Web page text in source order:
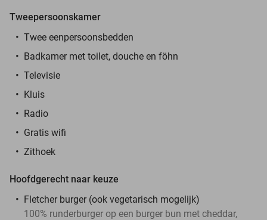
Tweepersoonskamer
Twee eenpersoonsbedden
Badkamer met toilet, douche en föhn
Televisie
Kluis
Radio
Gratis wifi
Zithoek
Hoofdgerecht naar keuze
Fletcher burger (ook vegetarisch mogelijk)
100% runderburger op een burger bun met cheddar,